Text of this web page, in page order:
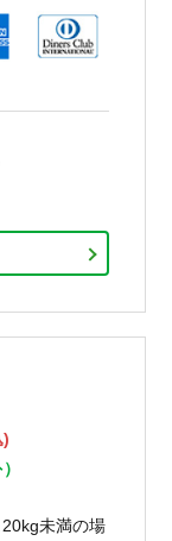
)
未満の場